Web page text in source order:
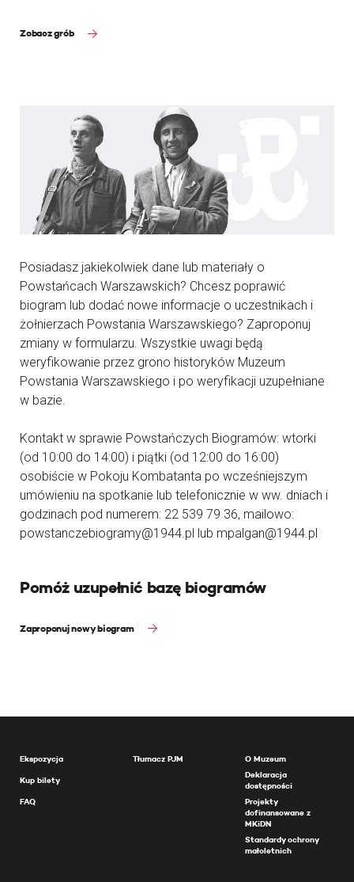
Zobacz grób
Posiadasz jakiekolwiek dane lub materiały o
Powstańcach Warszawskich? Chcesz poprawić
biogram lub dodać nowe informacje o uczestnikach i
żołnierzach Powstania Warszawskiego? Zaproponuj
zmiany w formularzu. Wszystkie uwagi będą
weryfikowanie przez grono historyków Muzeum
Powstania Warszawskiego i po weryfikacji uzupełniane
w bazie.
Kontakt w sprawie Powstańczych Biogramów: wtorki
(od 10:00 do 14:00) i piątki (od 12:00 do 16:00)
osobiście w Pokoju Kombatanta po wcześniejszym
umówieniu na spotkanie lub telefonicznie w ww. dniach i
godzinach pod numerem: 22 539 79 36, mailowo:
powstanczebiogramy@1944.pl lub mpalgan@1944.pl
Pomóż uzupełnić bazę biogramów
Zaproponuj nowy biogram
Ekspozycja
Kup bilety
FAQ
Tłumacz PJM
O Muzeum
Deklaracja
dostępności
Projekty
dofinansowane z
MKiDN
Standardy ochrony
małoletnich